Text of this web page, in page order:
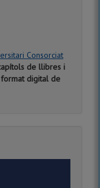
Consorciat
de llibres i
digital de